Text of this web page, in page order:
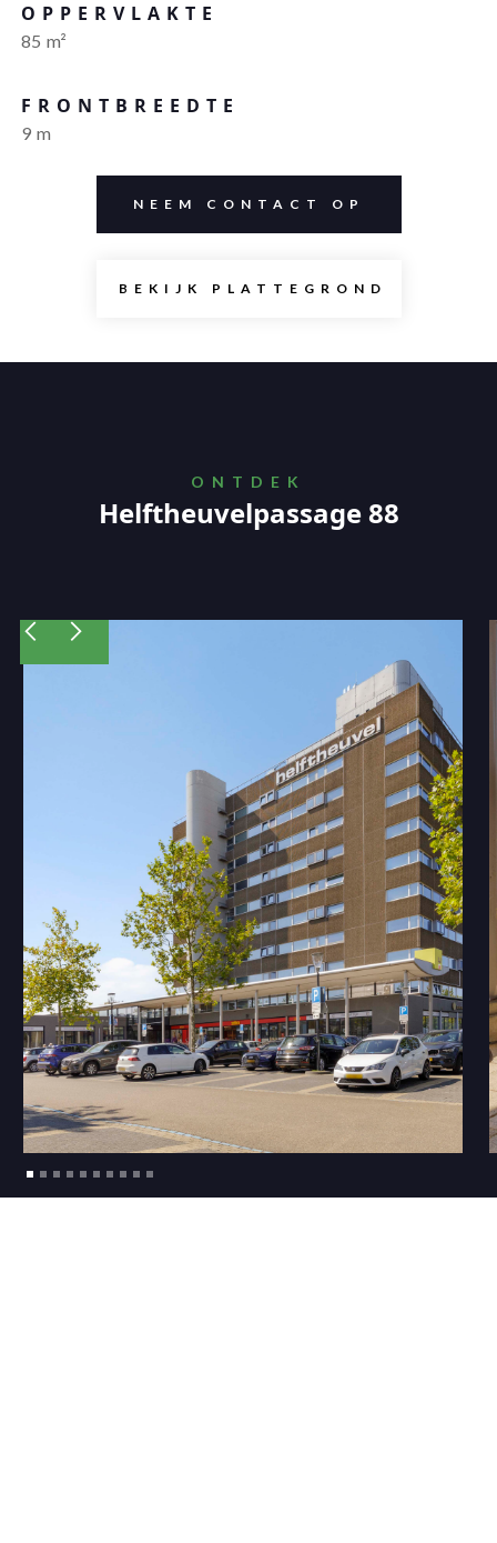
OPPERVLAKTE
85 m²
FRONTBREEDTE
9 m
NEEM CONTACT OP
BEKIJK PLATTEGROND
ONTDEK
Helftheuvelpassage 88